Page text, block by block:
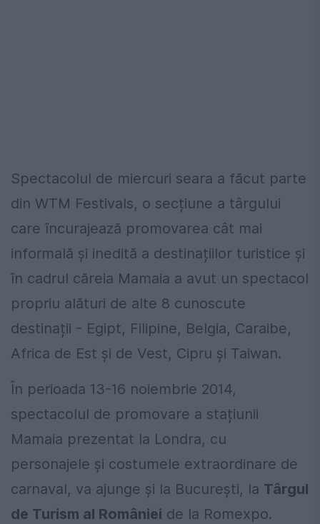
Spectacolul de miercuri seara a făcut parte
din WTM Festivals, o secțiune a târgului
care încurajează promovarea cât mai
informală și inedită a destinațiilor turistice și
în cadrul căreia Mamaia a avut un spectacol
propriu alături de alte 8 cunoscute
destinații - Egipt, Filipine, Belgia, Caraibe,
Africa de Est și de Vest, Cipru și Taiwan.
În perioada 13-16 noiembrie 2014,
spectacolul de promovare a stațiunii
Mamaia prezentat la Londra, cu
personajele și costumele extraordinare de
carnaval, va ajunge și la București, la Târgul
de Turism al României de la Romexpo.